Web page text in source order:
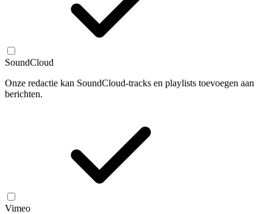
SoundCloud
Onze redactie kan SoundCloud-tracks en playlists toevoegen aan
berichten.
Vimeo